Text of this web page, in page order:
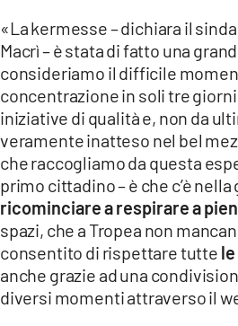
«La kermesse – dichiara il
Macrì – è stata di fatto una
consideriamo il difficile
concentrazione in soli tre
iniziative di qualità e, non da
veramente inatteso nel bel
che raccogliamo da questa
primo cittadino – è che c’è
ricominciare a respirare a
spazi, che a Tropea non
consentito di rispettare tutte
anche grazie ad una
diversi momenti attraverso il